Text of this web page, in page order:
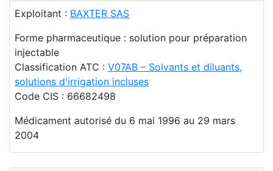
Exploitant : BAXTER SAS
Forme pharmaceutique : solution pour préparation
injectable
Classification ATC : V07AB – Solvants et diluants,
solutions d'irrigation incluses
Code CIS : 66682498
Médicament autorisé du 6 mai 1996 au 29 mars
2004